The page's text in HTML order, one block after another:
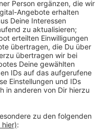
in Grieth,
Kalkar und Hönnepel.
und Aktionen
gesammelt. Auf
parallel ein Trucker-
Spenden übergeben